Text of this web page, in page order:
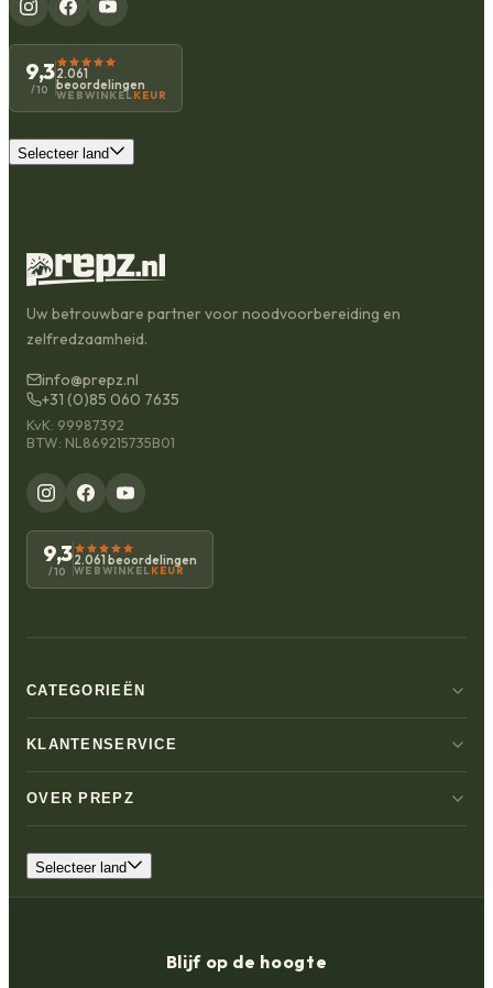
9,3
/10
2.061
beoordelingen
WEBWINKEL KEUR
Selecteer land
Uw betrouwbare partner voor noodvoorbereiding en
zelfredzaamheid.
info@prepz.nl
+31 (0)85 060 7635
KvK: 99987392
BTW: NL869215735B01
9,3
/10
2.061 beoordelingen
WEBWINKEL KEUR
CATEGORIEËN
KLANTENSERVICE
OVER PREPZ
Selecteer land
Blijf op de hoogte